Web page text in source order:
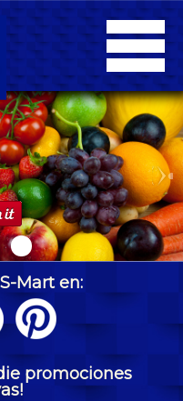
Mart en:
promociones